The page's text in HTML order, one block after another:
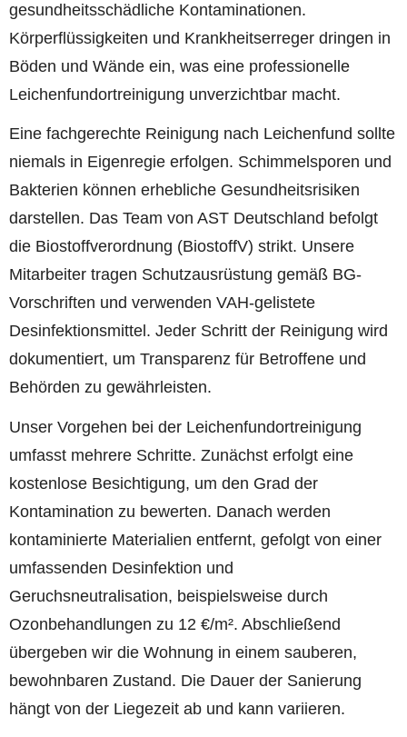
gesundheitsschädliche Kontaminationen.
Körperflüssigkeiten und Krankheitserreger dringen in
Böden und Wände ein, was eine professionelle
Leichenfundortreinigung unverzichtbar macht.
Eine fachgerechte Reinigung nach Leichenfund sollte
niemals in Eigenregie erfolgen. Schimmelsporen und
Bakterien können erhebliche Gesundheitsrisiken
darstellen. Das Team von AST Deutschland befolgt
die Biostoffverordnung (BiostoffV) strikt. Unsere
Mitarbeiter tragen Schutzausrüstung gemäß BG-
Vorschriften und verwenden VAH-gelistete
Desinfektionsmittel. Jeder Schritt der Reinigung wird
dokumentiert, um Transparenz für Betroffene und
Behörden zu gewährleisten.
Unser Vorgehen bei der Leichenfundortreinigung
umfasst mehrere Schritte. Zunächst erfolgt eine
kostenlose Besichtigung, um den Grad der
Kontamination zu bewerten. Danach werden
kontaminierte Materialien entfernt, gefolgt von einer
umfassenden Desinfektion und
Geruchsneutralisation, beispielsweise durch
Ozonbehandlungen zu 12 €/m². Abschließend
übergeben wir die Wohnung in einem sauberen,
bewohnbaren Zustand. Die Dauer der Sanierung
hängt von der Liegezeit ab und kann variieren.